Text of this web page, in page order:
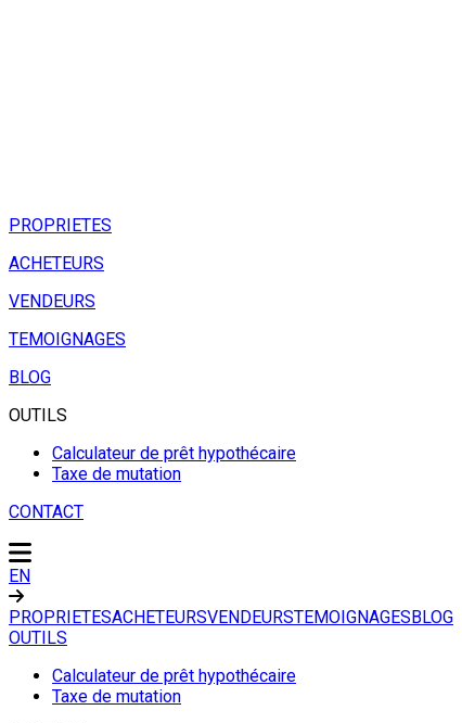
PROPRIETES
ACHETEURS
VENDEURS
TEMOIGNAGES
BLOG
OUTILS
Calculateur de prêt hypothécaire
Taxe de mutation
CONTACT
EN
PROPRIETESACHETEURSVENDEURSTEMOIGNAGESBLOG
OUTILS
Calculateur de prêt hypothécaire
Taxe de mutation